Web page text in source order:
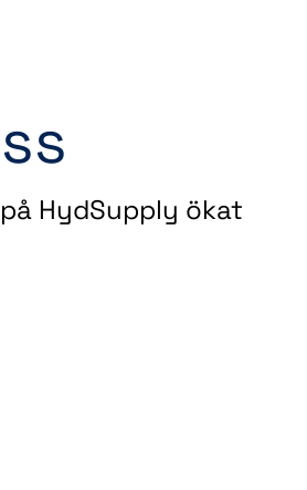
HydSupply ökat